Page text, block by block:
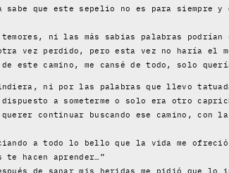
que este sepelio no es para siempre y
ni las más sabias palabras
vez perdido, pero esta vez no haría el
este camino, me cansé de todo, solo
ni por las palabras que llevo
a someterme o solo era otro
continuar buscando ese camino, con
a todo lo bello que la vida me
hacen aprender…”
de sanar mis heridas me pidió